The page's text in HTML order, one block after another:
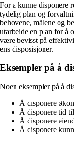
For å kunne disponere
tydelig plan og
behovene, målene og
utarbeide en plan for å
være bevisst på
ens disposisjoner.
Eksempler på å
Noen eksempler på å
Å disponere
Å disponere tid
Å disponere
Å disponere